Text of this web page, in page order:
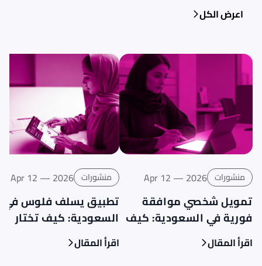
اعرض الكل
منشورات Apr 12 — 2026
تمويل شخصي موافقة
فورية في السعودية: كيف
تفهمه وتختار الخيار
المناسب؟
اقرأ المقال
منشورات Apr 12 — 2026
تطبيق يسلف فلوس في
السعودية: كيف تختار
الخيار المناسب بثقة؟
اقرأ المقال